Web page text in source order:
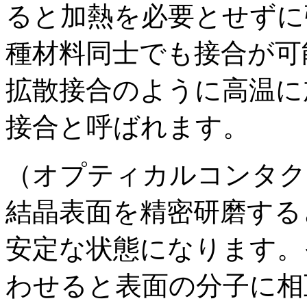
ると加熱を必要とせず
種材料同士でも接合が
拡散接合のように高温
接合と呼ばれます。
（オプティカルコンタ
結晶表面を精密研磨す
安定な状態になります
わせると表面の分子に